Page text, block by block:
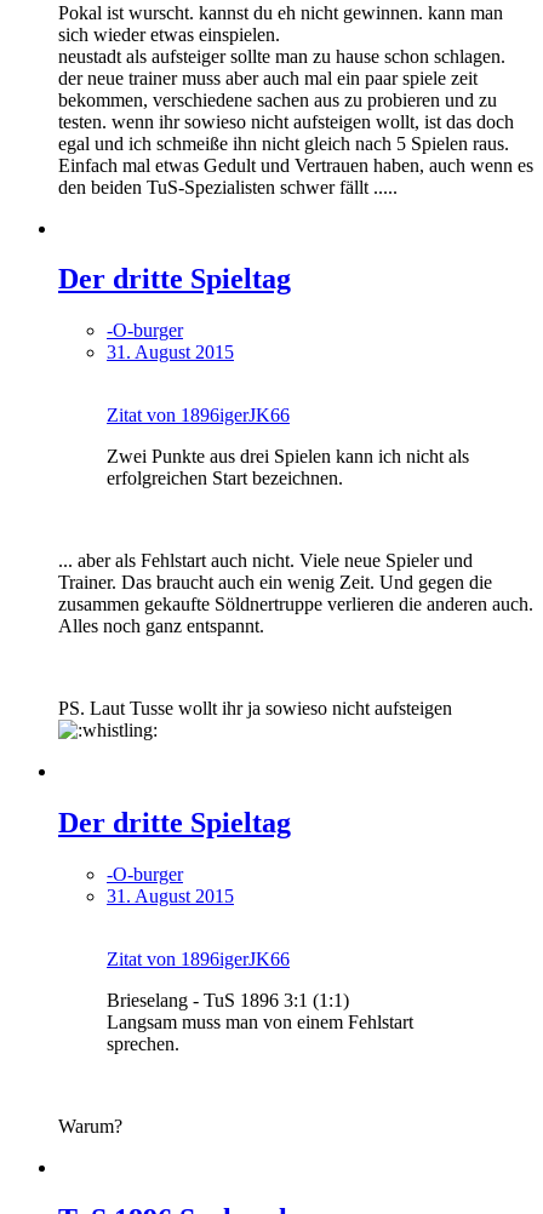
Pokal ist wurscht. kannst du eh nicht gewinnen. kann man
sich wieder etwas einspielen.
neustadt als aufsteiger sollte man zu hause schon schlagen.
der neue trainer muss aber auch mal ein paar spiele zeit
bekommen, verschiedene sachen aus zu probieren und zu
testen. wenn ihr sowieso nicht aufsteigen wollt, ist das doch
egal und ich schmeiße ihn nicht gleich nach 5 Spielen raus.
Einfach mal etwas Gedult und Vertrauen haben, auch wenn es
den beiden TuS-Spezialisten schwer fällt .....
Der dritte Spieltag
-O-burger
31. August 2015
Zitat von 1896igerJK66
Zwei Punkte aus drei Spielen kann ich nicht als
erfolgreichen Start bezeichnen.
... aber als Fehlstart auch nicht. Viele neue Spieler und
Trainer. Das braucht auch ein wenig Zeit. Und gegen die
zusammen gekaufte Söldnertruppe verlieren die anderen auch.
Alles noch ganz entspannt.
PS. Laut Tusse wollt ihr ja sowieso nicht aufsteigen
Der dritte Spieltag
-O-burger
31. August 2015
Zitat von 1896igerJK66
Brieselang - TuS 1896 3:1 (1:1)
Langsam muss man von einem Fehlstart
sprechen.
Warum?